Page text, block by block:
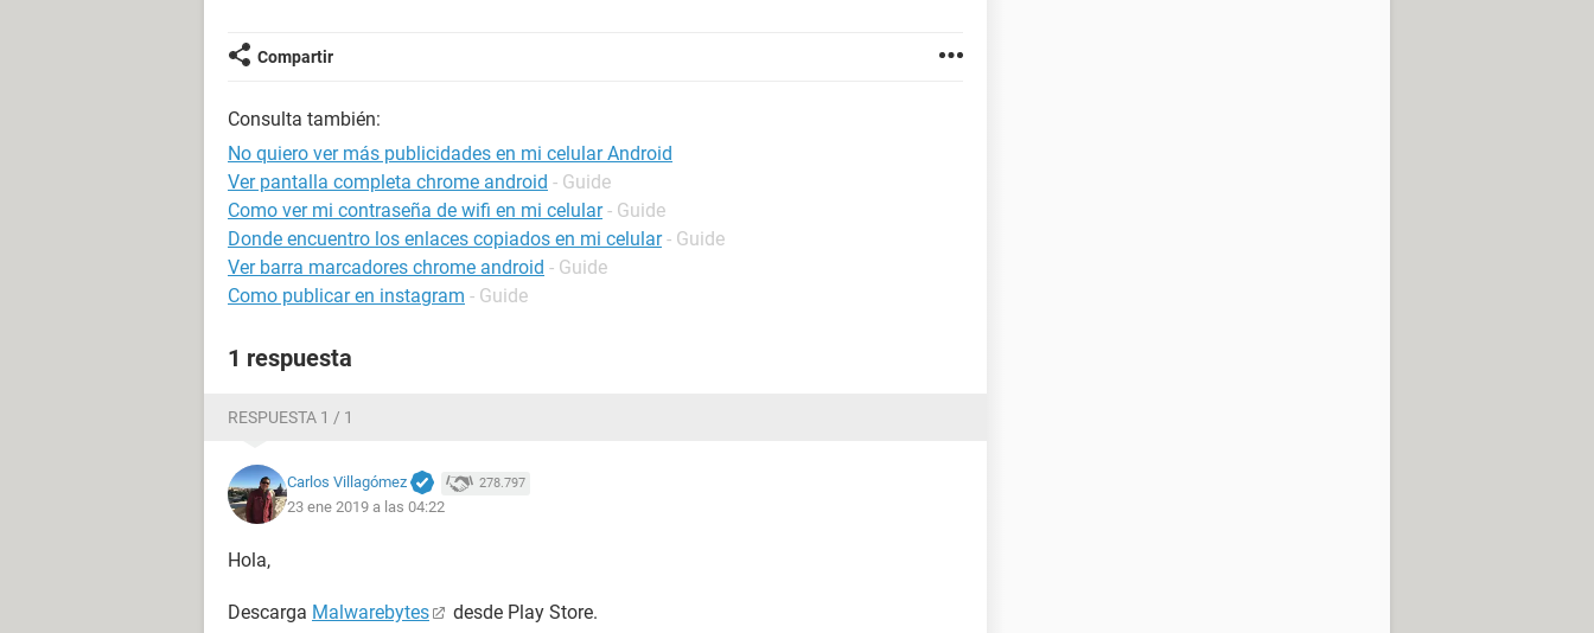
Compartir
Consulta también:
No quiero ver más publicidades en mi celular Android
Ver pantalla completa chrome android - Guide
Como ver mi contraseña de wifi en mi celular - Guide
Donde encuentro los enlaces copiados en mi celular - Guide
Ver barra marcadores chrome android - Guide
Como publicar en instagram - Guide
1 respuesta
RESPUESTA 1 / 1
Carlos Villagómez 278.797
23 ene 2019 a las 04:22
Hola,
Descarga Malwarebytes desde Play Store.